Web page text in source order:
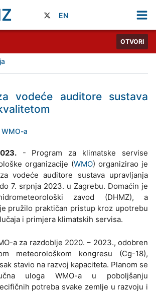
EN
OTVORI
vodeće auditore sustava
a
- Program za klimatske servise
organizacije (WMO) organizirao je
vodeće auditore sustava upravljanja
7. srpnja 2023. u Zagrebu. Domaćin je
zavod (DHMZ), a
pružilo praktičan pristup kroz upotrebu
i primjera klimatskih servisa.
a za razdoblje 2020. – 2023., odobren
meteorološkom kongresu (Cg-18),
stavio na razvoj kapaciteta. Planom se
uloga WMO-a u poboljšanju
potreba svake zemlje u razvoju i